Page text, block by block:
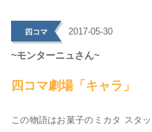
四コマ 2017-05-30
~モンターニュさん~
四コマ劇場「キャラ」
この物語はお菓子のミカタ スタ